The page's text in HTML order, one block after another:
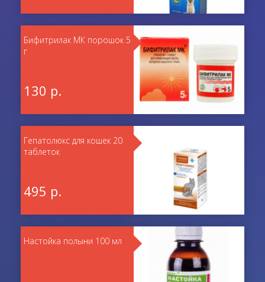
Бифитрилак МК порошок 5
г
130 р.
Гепатолюкс для кошек 20
таблеток
495 р.
Настойка полыни 100 мл